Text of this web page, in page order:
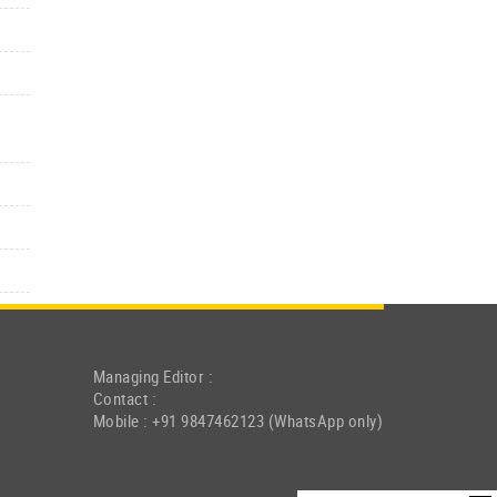
Managing Editor :
Contact :
Mobile : +91 9847462123 (WhatsApp only)